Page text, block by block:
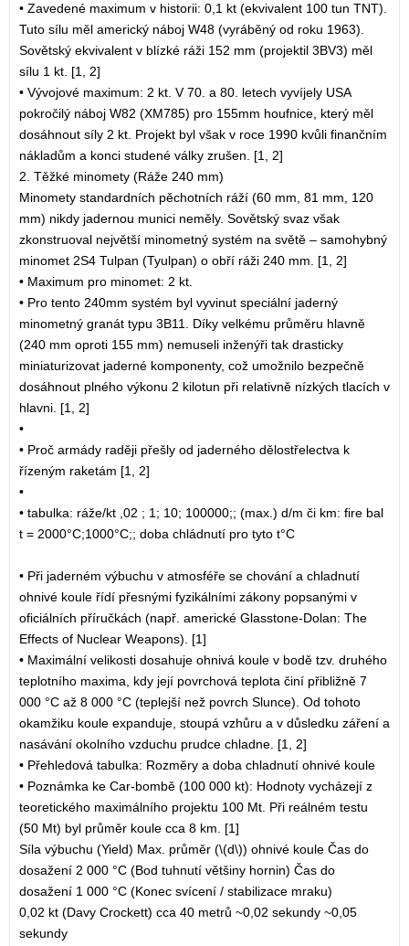
• Zavedené maximum v historii: 0,1 kt (ekvivalent 100 tun TNT).
Tuto sílu měl americký náboj W48 (vyráběný od roku 1963).
Sovětský ekvivalent v blízké ráži 152 mm (projektil 3BV3) měl
sílu 1 kt. [1, 2]
• Vývojové maximum: 2 kt. V 70. a 80. letech vyvíjely USA
pokročilý náboj W82 (XM785) pro 155mm houfnice, který měl
dosáhnout síly 2 kt. Projekt byl však v roce 1990 kvůli finančním
nákladům a konci studené války zrušen. [1, 2]
2. Těžké minomety (Ráže 240 mm)
Minomety standardních pěchotních ráží (60 mm, 81 mm, 120
mm) nikdy jadernou munici neměly. Sovětský svaz však
zkonstruoval největší minometný systém na světě – samohybný
minomet 2S4 Tulpan (Tyulpan) o obří ráži 240 mm. [1, 2]
• Maximum pro minomet: 2 kt.
• Pro tento 240mm systém byl vyvinut speciální jaderný
minometný granát typu 3B11. Díky velkému průměru hlavně
(240 mm oproti 155 mm) nemuseli inženýři tak drasticky
miniaturizovat jaderné komponenty, což umožnilo bezpečně
dosáhnout plného výkonu 2 kilotun při relativně nízkých tlacích v
hlavni. [1, 2]
•
• Proč armády raději přešly od jaderného dělostřelectva k
řízeným raketám [1, 2]
•
• tabulka: ráže/kt ,02 ; 1; 10; 100000;; (max.) d/m či km: fire bal
t = 2000°C;1000°C;; doba chládnutí pro tyto t°C
• Při jaderném výbuchu v atmosféře se chování a chladnutí
ohnivé koule řídí přesnými fyzikálními zákony popsanými v
oficiálních příručkách (např. americké Glasstone-Dolan: The
Effects of Nuclear Weapons). [1]
• Maximální velikosti dosahuje ohnivá koule v bodě tzv. druhého
teplotního maxima, kdy její povrchová teplota činí přibližně 7
000 °C až 8 000 °C (teplejší než povrch Slunce). Od tohoto
okamžiku koule expanduje, stoupá vzhůru a v důsledku záření a
nasávání okolního vzduchu prudce chladne. [1, 2]
• Přehledová tabulka: Rozměry a doba chladnutí ohnivé koule
• Poznámka ke Car-bombě (100 000 kt): Hodnoty vycházejí z
teoretického maximálního projektu 100 Mt. Při reálném testu
(50 Mt) byl průměr koule cca 8 km. [1]
Síla výbuchu (Yield) Max. průměr (\(d\)) ohnivé koule Čas do
dosažení 2 000 °C (Bod tuhnutí většiny hornin) Čas do
dosažení 1 000 °C (Konec svícení / stabilizace mraku)
0,02 kt (Davy Crockett) cca 40 metrů ~0,02 sekundy ~0,05
sekundy